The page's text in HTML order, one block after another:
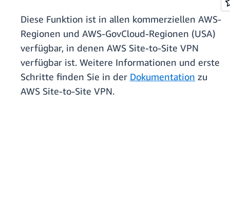
Diese Funktion ist in allen kommerziellen AWS-
Regionen und AWS-GovCloud-Regionen (USA)
verfügbar, in denen AWS Site-to-Site VPN
verfügbar ist. Weitere Informationen und erste
Schritte finden Sie in der Dokumentation zu
AWS Site-to-Site VPN.